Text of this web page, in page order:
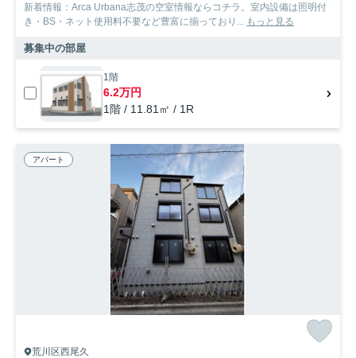
新着情報：Arca Urbana志茂の空室情報ならコチラ。室内設備は照明付
き・BS・ネット使用料不要など豊富に揃っており...
もっと見る
募集中の部屋
1階
6.2万円
1階 / 11.81㎡ / 1R
アパート
荒川区西尾久